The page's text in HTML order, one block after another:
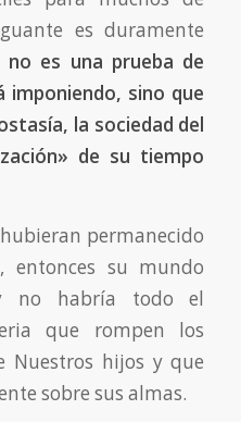
es duramente
no es una prueba de
imponiendo, sino que
la sociedad del
de su tiempo
permanecido
entonces su mundo
no habría todo el
que rompen los
Nuestros hijos y que
sobre sus almas.